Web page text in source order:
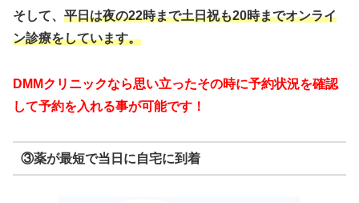
そして、 平日は夜の22時まで土日祝も20時までオンライ
ン診療をしています。
DMMクリニックなら思い立ったその時に予約状況を確認
して予約を入れる事が可能です！
③薬が最短で当日に自宅に到着